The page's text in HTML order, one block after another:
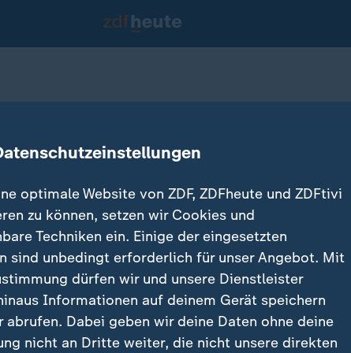
Vilnius
optimale Website von ZDF, ZDFheute und ZDFtivi
zu können, setzen wir Cookies und
Techniken ein. Einige der eingesetzten
sind unbedingt erforderlich für unser Angebot. Mit
dürfen wir und unsere Dienstleister
Informationen auf deinem Gerät speichern
abrufen. Dabei geben wir deine Daten ohne deine
nicht an Dritte weiter, die nicht unsere direkten